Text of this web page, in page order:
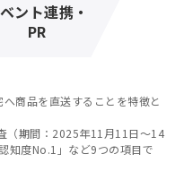
ント連携・
PR
商品を直送することを特徴と
（期間：2025年11月11日〜14
知度No.1」など9つの項目で